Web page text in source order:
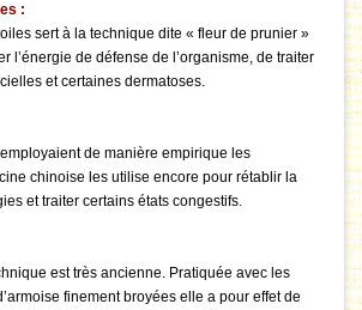
:
sert à la technique dite « fleur de prunier »
l’énergie de défense de l’organisme, de traiter
et certaines dermatoses.
de manière empirique les
chinoise les utilise encore pour rétablir la
et traiter certains états congestifs.
est très ancienne. Pratiquée avec les
finement broyées elle a pour effet de